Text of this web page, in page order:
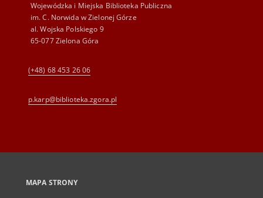
Wojewódzka i Miejska Biblioteka Publiczna
im. C. Norwida w Zielonej Górze
al. Wojska Polskiego 9
65-077 Zielona Góra
(+48) 68 453 26 06
p.karp@biblioteka.zgora.pl
MAPA STRONY